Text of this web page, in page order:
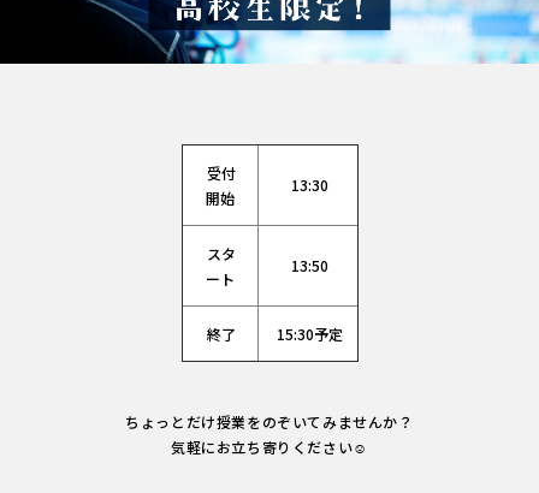
受付
開始
13:30
スタ
ート
13:50
終了 15:30予定
ちょっとだけ授業をのぞいてみませんか？
気軽にお立ち寄りください☺️